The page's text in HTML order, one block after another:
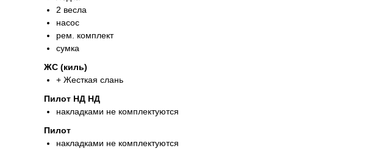
2 весла
насос
рем. комплект
сумка
ЖС (киль)
+ Жесткая слань
Пилот НД НД
накладками не комплектуются
Пилот
накладками не комплектуются